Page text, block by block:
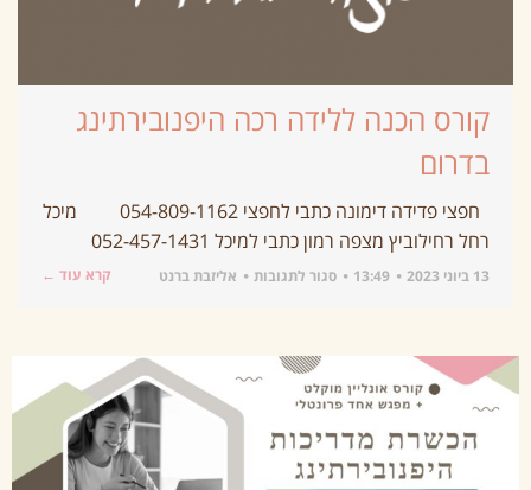
קורס הכנה ללידה רכה היפנובירתינג
בדרום
חפצי פדידה דימונה כתבי לחפצי 054-809-1162 מיכל
רחל רחילוביץ מצפה רמון כתבי למיכל 052-457-1431
13 ביוני 2023 13:49 סגור לתגובות אליזבת ברנט קרא עוד ←